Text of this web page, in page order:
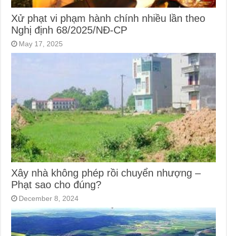
Xử phạt vi phạm hành chính nhiều lần theo
Nghị định 68/2025/NĐ-CP
May 17, 2025
Xây nhà không phép rồi chuyển nhượng –
Phạt sao cho đúng?
December 8, 2024